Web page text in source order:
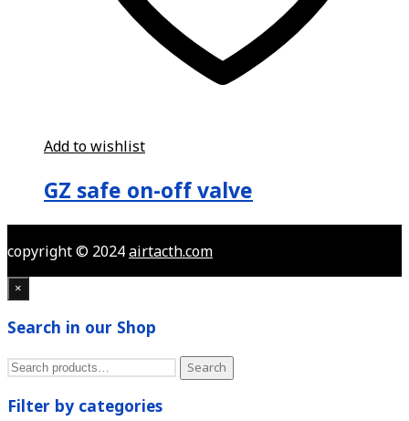
Add to wishlist
GZ safe on-off valve
copyright © 2024airtacth.com
×
Search in our Shop
Search
Search
Filter by categories